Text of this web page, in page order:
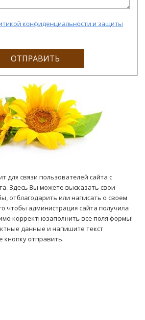
конфиденциальности и защиты
для связи пользователей сайта с
Здесь Вы можете высказать свои
отблагодарить или написать о своем
чтобы администрация сайта получила
корректнозаполнить все поля формы!
данные и напишите текст
отправить.